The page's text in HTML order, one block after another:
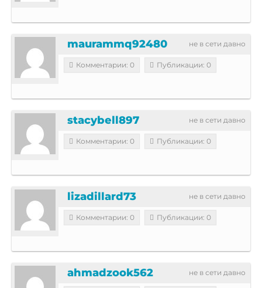
не в сети давно
maurammq92480
Комментарии: 0 Публикации: 0
не в сети давно
stacybell897
Комментарии: 0 Публикации: 0
не в сети давно
lizadillard73
Комментарии: 0 Публикации: 0
не в сети давно
ahmadzook562